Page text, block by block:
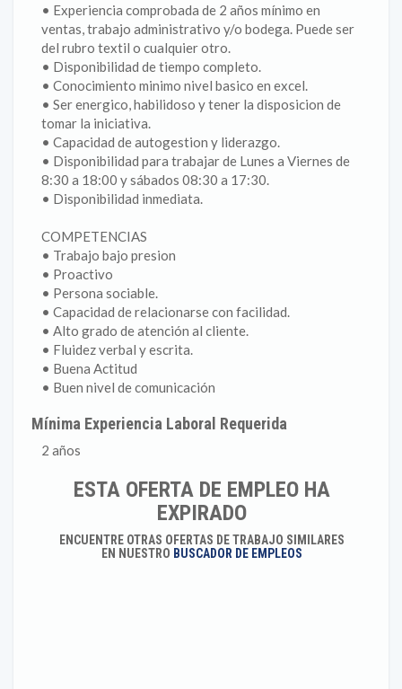
• Experiencia comprobada de 2 años mínimo en
ventas, trabajo administrativo y/o bodega. Puede ser
del rubro textil o cualquier otro.
• Disponibilidad de tiempo completo.
• Conocimiento minimo nivel basico en excel.
• Ser energico, habilidoso y tener la disposicion de
tomar la iniciativa.
• Capacidad de autogestion y liderazgo.
• Disponibilidad para trabajar de Lunes a Viernes de
8:30 a 18:00 y sábados 08:30 a 17:30.
• Disponibilidad inmediata.
COMPETENCIAS
• Trabajo bajo presion
• Proactivo
• Persona sociable.
• Capacidad de relacionarse con facilidad.
• Alto grado de atención al cliente.
• Fluidez verbal y escrita.
• Buena Actitud
• Buen nivel de comunicación
Mínima Experiencia Laboral Requerida
2 años
ESTA OFERTA DE EMPLEO HA
EXPIRADO
ENCUENTRE OTRAS OFERTAS DE TRABAJO SIMILARES
EN NUESTRO BUSCADOR DE EMPLEOS